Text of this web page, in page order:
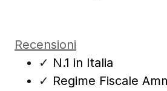
Recensioni
✓ N.1 in Italia
✓ Regime Fiscale